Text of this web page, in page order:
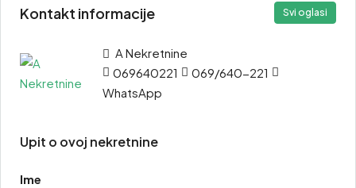
Kontakt informacije Svi oglasi
A Nekretnine
069640221
069/640-221
WhatsApp
Upit o ovoj nekretnine
Ime